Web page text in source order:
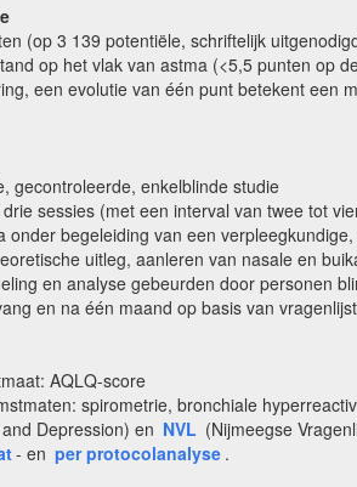
(op 3 139 potentiële, schriftelijk
op het vlak van astma (<5,5 punten op
een evolutie van één punt betekent een
gecontroleerde, enkelblinde studie
sessies (met een interval van twee tot
onder begeleiding van een
uitleg, aanleren van nasale en
en analyse gebeurden door personen
en na één maand op basis van
AQLQ-score
spirometrie, bronchiale
Depression) en NVL (Nijmeegse
- en per protocolanalyse .